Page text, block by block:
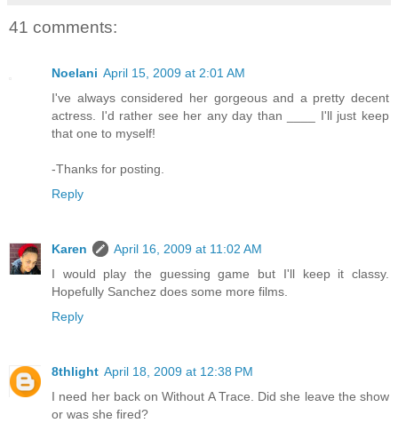
41 comments:
Noelani April 15, 2009 at 2:01 AM
I've always considered her gorgeous and a pretty decent
actress. I'd rather see her any day than ____ I'll just keep
that one to myself!
-Thanks for posting.
Reply
Karen
April 16, 2009 at 11:02 AM
I would play the guessing game but I'll keep it classy.
Hopefully Sanchez does some more films.
Reply
8thlight April 18, 2009 at 12:38 PM
I need her back on Without A Trace. Did she leave the show
or was she fired?